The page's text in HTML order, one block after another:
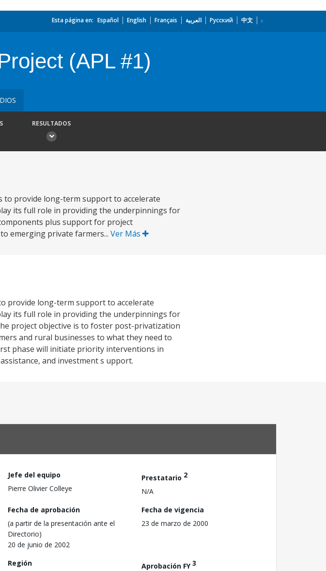
Esta página en: Español English Français العربية Русский 中文
(APL #1)
RESULTADOS
to provide long-term support to accelerate
its full role in providing the underpinnings for
plus support for project
emerging private farmers... Ver Más
provide long-term support to accelerate
its full role in providing the underpinnings for
project objective is to foster post-privatization
and rural businesses to what they need to
phase will initiate priority interventions in
and investment s upport.
Jefe del equipo
Pierre Olivier Colleye
Prestatario 2
N/A
Fecha de aprobación
(a partir de la presentación ante el
Directorio)
20 de junio de 2002
Fecha de vigencia
23 de marzo de 2000
Región
Aprobación FY3